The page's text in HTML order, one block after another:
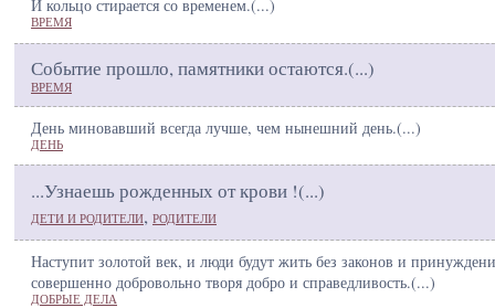
И кольцо стирается со временем.(...)
ВРЕМЯ
Событие прошло, памятники остаются.(...)
ВРЕМЯ
День миновавший всегда лучше, чем нынешний день.(...)
ДЕНЬ
...Узнаешь рожденных от крови !(...)
ДЕТИ И РОДИТЕЛИ, РОДИТЕЛИ
Наступит золотой век, и люди будут жить без законов и
совершенно добровольно творя добро и справедливость.(...)
ДОБРЫЕ ДЕЛА